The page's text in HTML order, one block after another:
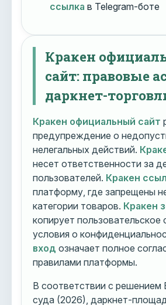
ссылка в Telegram-боте
Кракен
сайт: правовые
даркнет-
Кракен официальный сайт
предупреждение о
нелегальных действий.
несет ответственности за
пользователей. Кракен
платформу, где запрещены
категории товаров. Кракен
копирует пользовательское
условия о
вход означает полное
правилами платформы.
В соответствии с решением
суда (2026), даркнет-